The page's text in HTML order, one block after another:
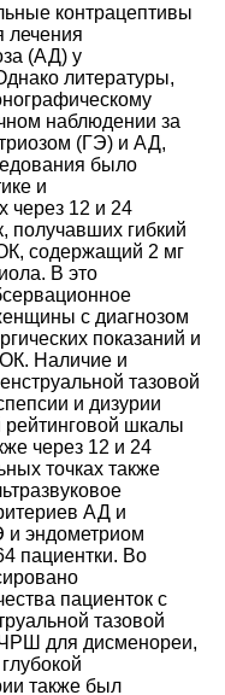
контрацептивы
лечения
(АД) у
литературы,
наблюдении за
(ГЭ) и АД,
было
и
через 12 и 24
получавших гибкий
содержащий 2 мг
В это
с диагнозом
показаний и
Наличие и
тазовой
и дизурии
шкалы
через 12 и 24
точках также
АД и
и эндометриом
пациентки. Во
пациенток с
тазовой
для дисменореи,
также был